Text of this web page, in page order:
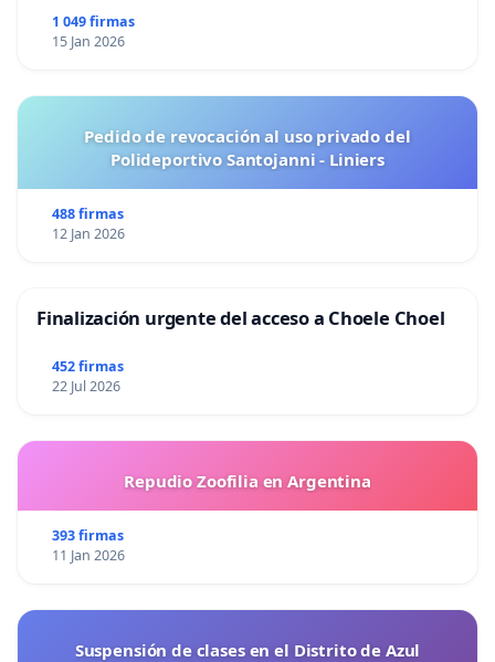
1 049 firmas
15 Jan 2026
Pedido de revocación al uso privado del
Polideportivo Santojanni - Liniers
488 firmas
12 Jan 2026
Finalización urgente del acceso a Choele Choel
452 firmas
22 Jul 2026
Repudio Zoofilia en Argentina
393 firmas
11 Jan 2026
Suspensión de clases en el Distrito de Azul